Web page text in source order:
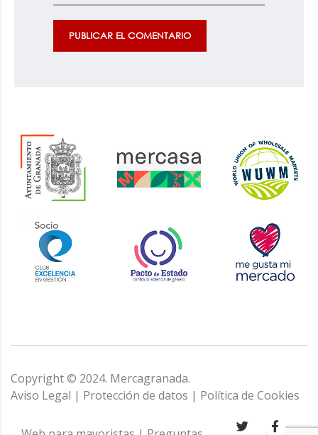
PUBLICAR EL COMENTARIO
Copyright © 2024. Mercagranada.
Aviso Legal | Protección de datos | Política de Cookies